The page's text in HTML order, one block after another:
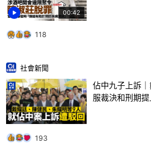
00:42
118
社會新聞
佔中九子上訴
服裁決和刑期
193